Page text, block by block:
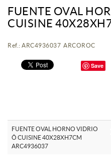
FUENTE OVAL
CUISINE
Ref.: ARC4936037 ARCOROC
Save
FUENTE OVAL HORNO VIDRIO
Ô CUISINE 40X28XH7CM
ARC4936037